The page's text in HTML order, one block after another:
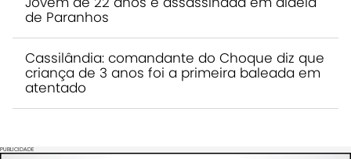
de Paranhos
Cassilândia: comandante do Choque diz que
criança de 3 anos foi a primeira baleada em
atentado
PUBLICIDADE